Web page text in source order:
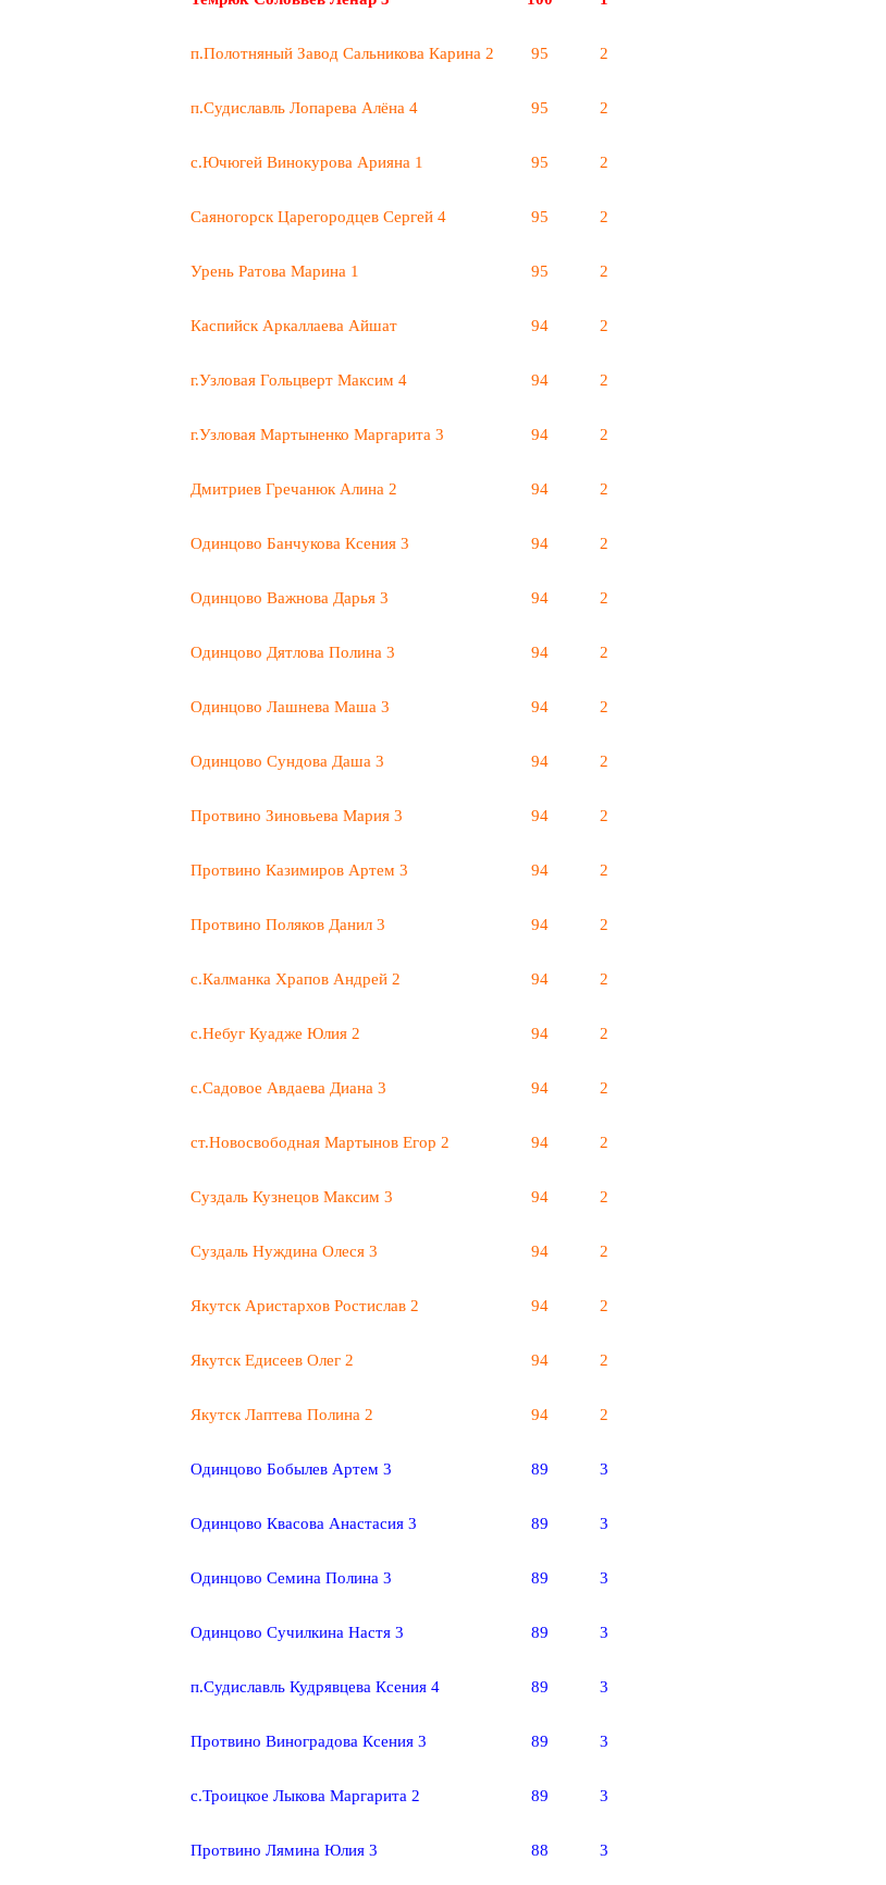
п.Полотняный Завод Сальникова Карина 2 95 2
п.Судиславль Лопарева Алёна 4 95 2
с.Ючюгей Винокурова Арияна 1 95 2
Саяногорск Царегородцев Сергей 4 95 2
Урень Ратова Марина 1 95 2
Каспийск Аркаллаева Айшат 94 2
г.Узловая Гольцверт Максим 4 94 2
г.Узловая Мартыненко Маргарита 3 94 2
Дмитриев Гречанюк Алина 2 94 2
Одинцово Банчукова Ксения 3 94 2
Одинцово Важнова Дарья 3 94 2
Одинцово Дятлова Полина 3 94 2
Одинцово Лашнева Маша 3 94 2
Одинцово Сундова Даша 3 94 2
Протвино Зиновьева Мария 3 94 2
Протвино Казимиров Артем 3 94 2
Протвино Поляков Данил 3 94 2
с.Калманка Храпов Андрей 2 94 2
с.Небуг Куадже Юлия 2 94 2
с.Садовое Авдаева Диана 3 94 2
ст.Новосвободная Мартынов Егор 2 94 2
Суздаль Кузнецов Максим 3 94 2
Суздаль Нуждина Олеся 3 94 2
Якутск Аристархов Ростислав 2 94 2
Якутск Едисеев Олег 2 94 2
Якутск Лаптева Полина 2 94 2
Одинцово Бобылев Артем 3 89 3
Одинцово Квасова Анастасия 3 89 3
Одинцово Семина Полина 3 89 3
Одинцово Сучилкина Настя 3 89 3
п.Судиславль Кудрявцева Ксения 4 89 3
Протвино Виноградова Ксения 3 89 3
с.Троицкое Лыкова Маргарита 2 89 3
Протвино Лямина Юлия 3 88 3